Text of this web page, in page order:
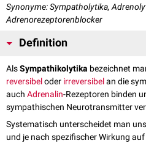
Synonyme: Sympatholytika,
Adrenorezeptorenblocker
Definition
AlsSympathikolytika bezeichnet
reversibeloder irreversibelan die
auch Adrenalin-Rezeptoren binden
sympathischen Neurotransmitter
Systematisch unterscheidet man
und je nach spezifischer Wirkung